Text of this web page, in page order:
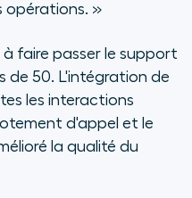
opérations. »
à faire passer le support
de 50. L'intégration de
les interactions
d'appel et le
la qualité du